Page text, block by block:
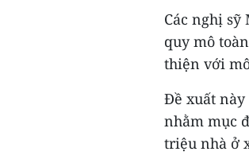
Các nghị
quy mô
thiện với
Đề xuất này
nhằm mục
triệu nhà ở